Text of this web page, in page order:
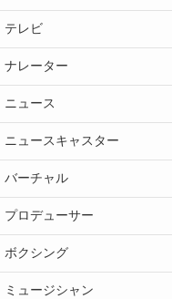
テレビ
ナレーター
ニュース
ニュースキャスター
バーチャル
プロデューサー
ボクシング
ミュージシャン